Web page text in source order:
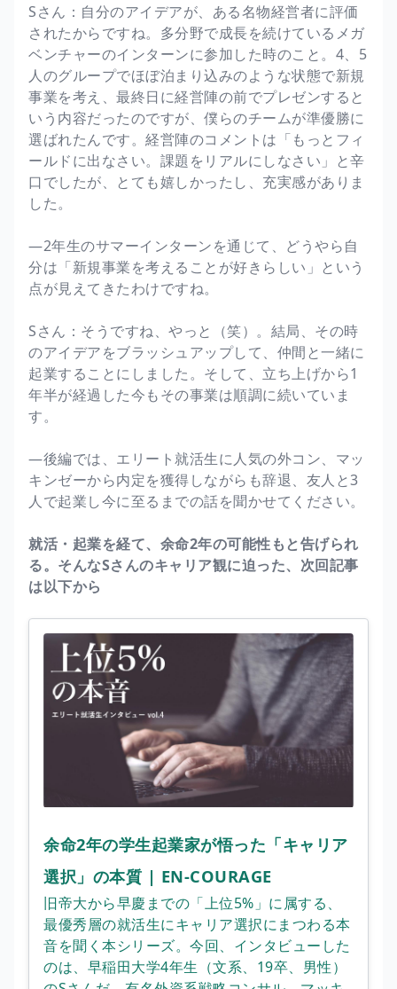
Sさん：自分のアイデアが、ある名物経営者に評価
されたからですね。多分野で成長を続けているメガ
ベンチャーのインターンに参加した時のこと。4、5
人のグループでほぼ泊まり込みのような状態で新規
事業を考え、最終日に経営陣の前でプレゼンすると
いう内容だったのですが、僕らのチームが準優勝に
選ばれたんです。経営陣のコメントは「もっとフィ
ールドに出なさい。課題をリアルにしなさい」と辛
口でしたが、とても嬉しかったし、充実感がありま
した。
―2年生のサマーインターンを通じて、どうやら自
分は「新規事業を考えることが好きらしい」という
点が見えてきたわけですね。
Sさん：そうですね、やっと（笑）。結局、その時
のアイデアをブラッシュアップして、仲間と一緒に
起業することにしました。そして、立ち上げから1
年半が経過した今もその事業は順調に続いていま
す。
―後編では、エリート就活生に人気の外コン、マッ
キンゼーから内定を獲得しながらも辞退、友人と3
人で起業し今に至るまでの話を聞かせてください。
就活・起業を経て、余命2年の可能性もと告げられ
る。そんなSさんのキャリア観に迫った、次回記事
は以下から
余命2年の学生起業家が悟った「キャリア
選択」の本質 | EN-COURAGE
旧帝大から早慶までの「上位5%」に属する、
最優秀層の就活生にキャリア選択にまつわる本
音を聞く本シリーズ。今回、インタビューした
のは、早稲田大学4年生（文系、19卒、男性）